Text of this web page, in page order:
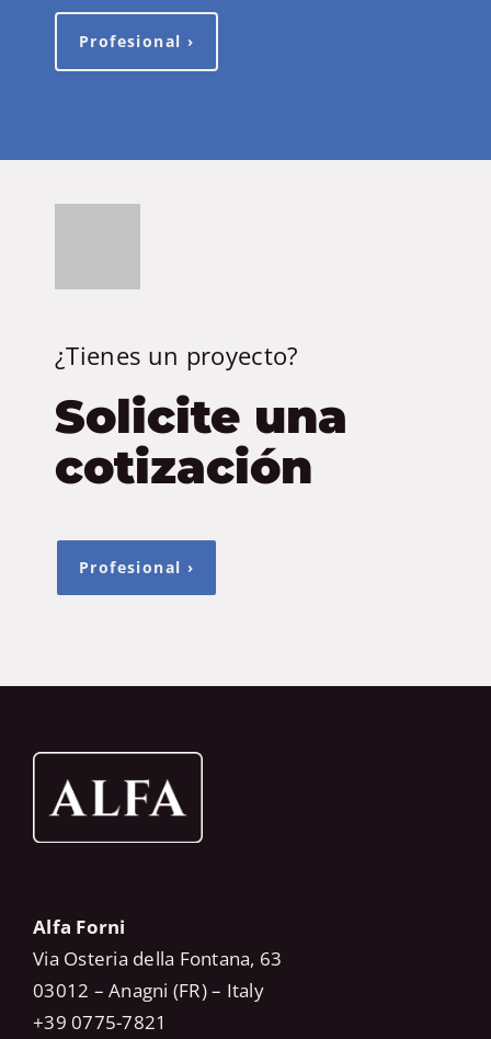
Profesional ›
¿Tienes un proyecto?
Solicite una
cotización
Profesional ›
Alfa Forni
Via Osteria della Fontana, 63
03012 – Anagni (FR) – Italy
+39 0775-7821